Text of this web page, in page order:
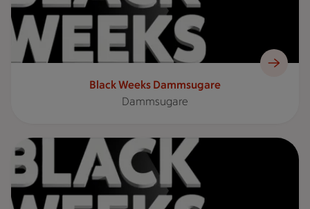
Black Weeks Dammsugare
Dammsugare
Reklambild med texten "BLACK WEEKS" i förgrunden